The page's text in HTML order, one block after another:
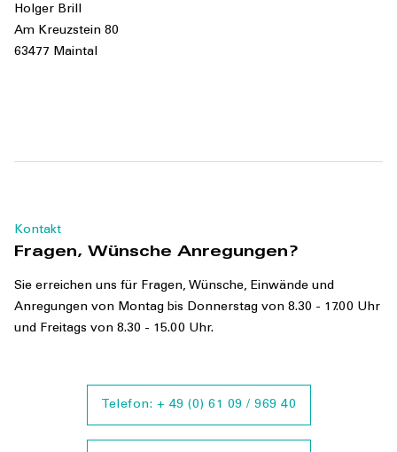
Holger Brill
Am Kreuzstein 80
63477 Maintal
Kontakt
Fragen, Wünsche Anregungen?
Sie erreichen uns für Fragen, Wünsche, Einwände und
Anregungen von Montag bis Donnerstag von 8.30 - 17.00 Uhr
und Freitags von 8.30 - 15.00 Uhr.
Telefon: + 49 (0) 61 09 / 969 40